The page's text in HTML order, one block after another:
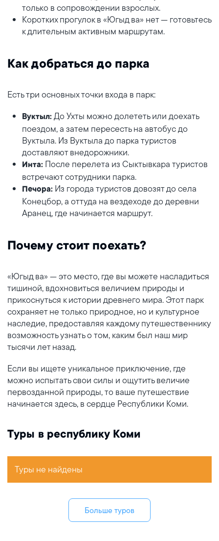
только в сопровождении взрослых.
Коротких прогулок в «Югыд ва» нет — готовьтесь
к длительным активным маршрутам.
Как добраться до парка
Есть три основных точки входа в парк:
Вуктыл: До Ухты можно долететь или доехать
поездом, а затем пересесть на автобус до
Вуктыла. Из Вуктыла до парка туристов
доставляют внедорожники.
Инта: После перелета из Сыктывкара туристов
встречают сотрудники парка.
Печора: Из города туристов довозят до села
Конецбор, а оттуда на вездеходе до деревни
Аранец, где начинается маршрут.
Почему стоит поехать?
«Югыд ва» — это место, где вы можете насладиться
тишиной, вдохновиться величием природы и
прикоснуться к истории древнего мира. Этот парк
сохраняет не только природное, но и культурное
наследие, предоставляя каждому путешественнику
возможность узнать о том, каким был наш мир
тысячи лет назад.
Если вы ищете уникальное приключение, где
можно испытать свои силы и ощутить величие
первозданной природы, то ваше путешествие
начинается здесь, в сердце Республики Коми.
Туры в республику Коми
Туры не найдены
Больше туров